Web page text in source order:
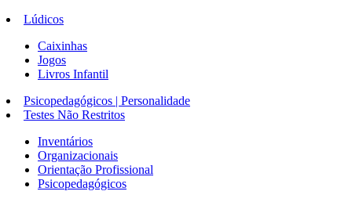
Lúdicos
Caixinhas
Jogos
Livros Infantil
Psicopedagógicos | Personalidade
Testes Não Restritos
Inventários
Organizacionais
Orientação Profissional
Psicopedagógicos